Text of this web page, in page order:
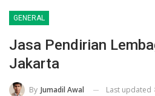
GENERAL
Jasa Pendirian
Jakarta
By Jumadil Awal Last updated